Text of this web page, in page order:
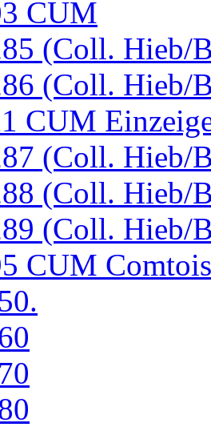
CUM
(Coll. Hieb/
(Coll. Hieb/
CUM
(Coll. Hieb/
(Coll. Hieb/
(Coll. Hieb/
CUM